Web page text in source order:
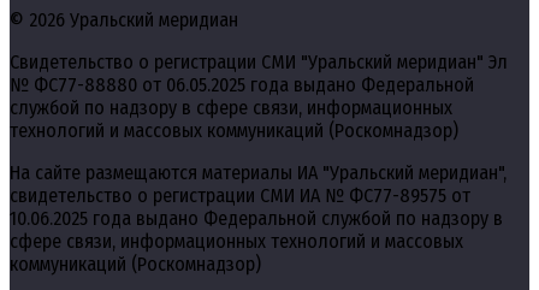
© 2026 Уральский меридиан
Свидетельство о регистрации СМИ "Уральский меридиан" Эл
№ ФС77-88880 от 06.05.2025 года выдано Федеральной
службой по надзору в сфере связи, информационных
технологий и массовых коммуникаций (Роскомнадзор)
На сайте размещаются материалы ИА "Уральский меридиан",
свидетельство о регистрации СМИ ИА № ФС77-89575 от
10.06.2025 года выдано Федеральной службой по надзору в
сфере связи, информационных технологий и массовых
коммуникаций (Роскомнадзор)